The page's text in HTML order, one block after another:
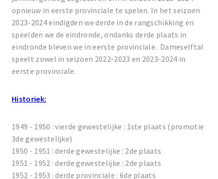
opnieuw in eerste provinciale te spelen. In het seizoen
2023-2024 eindigden we derde in de rangschikking en
speelden we de eindronde, ondanks derde plaats in
eindronde bleven we in eerste provinciale. Dameselftal
speelt zowel in seizoen 2022-2023 en 2023-2024 in
eerste provinciale.
Historiek:
1949 - 1950 : vierde gewestelijke : 1ste plaats (promotie
3de gewestelijke)
1950 - 1951 : derde gewestelijke : 2de plaats
1951 - 1952 : derde gewestelijke : 2de plaats
1952 - 1953 : derde provinciale : 6de plaats